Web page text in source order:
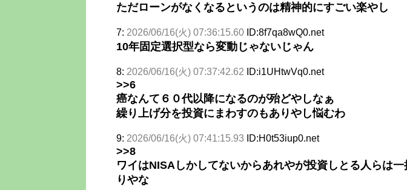
ただローンがなくなるというのは精神的にすごい楽やし
7: 2026/06/16(火) 07:36:15.60 ID:8f7qa8wQ0.net
10年固定選択型なら変動じゃないじゃん
8: 2026/06/16(火) 07:37:42.62 ID:i1UHtwVq0.net
>>6
癌なんて６０代以降になるのが殆どやしなぁ
繰り上げ分を投資にまわすのもありやし悩むわ
9: 2026/06/16(火) 07:41:15.93 ID:H0t53iup0.net
>>8
ワイはNISAしかしてないからあれやが投資しとる人らは
りやな